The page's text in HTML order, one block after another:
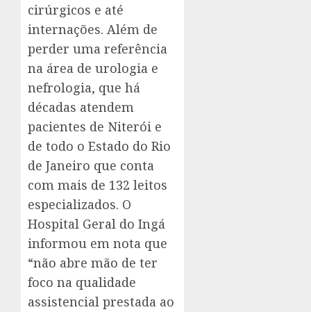
cirúrgicos e até
internações. Além de
perder uma referência
na área de urologia e
nefrologia, que há
décadas atendem
pacientes de Niterói e
de todo o Estado do Rio
de Janeiro que conta
com mais de 132 leitos
especializados. O
Hospital Geral do Ingá
informou em nota que
“não abre mão de ter
foco na qualidade
assistencial prestada ao